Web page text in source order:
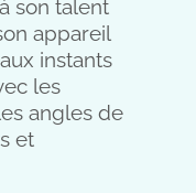
son talent
appareil
instants
les
angles de
et